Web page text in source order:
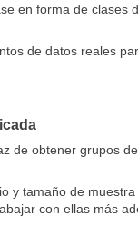
en forma de clases
de datos reales
de obtener grupos
tamaño de
con ellas más